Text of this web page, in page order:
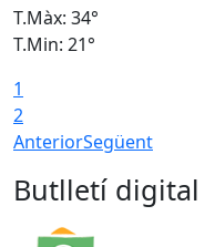
T.Màx: 34°
T.Min: 21°
1
2
AnteriorSegüent
Butlletí digital